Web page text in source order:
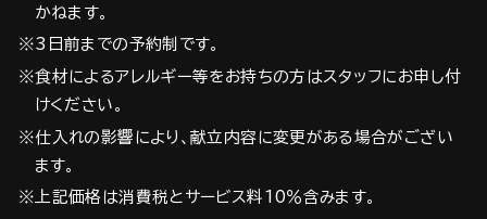
かねます。
※3日前までの予約制です。
※食材によるアレルギー等をお持ちの方はスタッフにお申し付
けください。
※仕入れの影響により、献立内容に変更がある場合がござい
ます。
※上記価格は消費税とサービス料10％含みます。